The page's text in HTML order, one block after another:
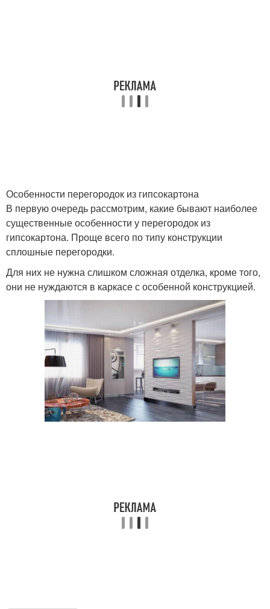
Особенности перегородок из гипсокартона
В первую очередь рассмотрим, какие бывают наиболее
существенные особенности у перегородок из
гипсокартона. Проще всего по типу конструкции
сплошные перегородки.
Для них не нужна слишком сложная отделка, кроме того,
они не нуждаются в каркасе с особенной конструкцией.